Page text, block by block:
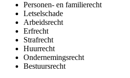
Personen- en familierecht
Letselschade
Arbeidsrecht
Erfrecht
Strafrecht
Huurrecht
Ondernemingsrecht
Bestuursrecht